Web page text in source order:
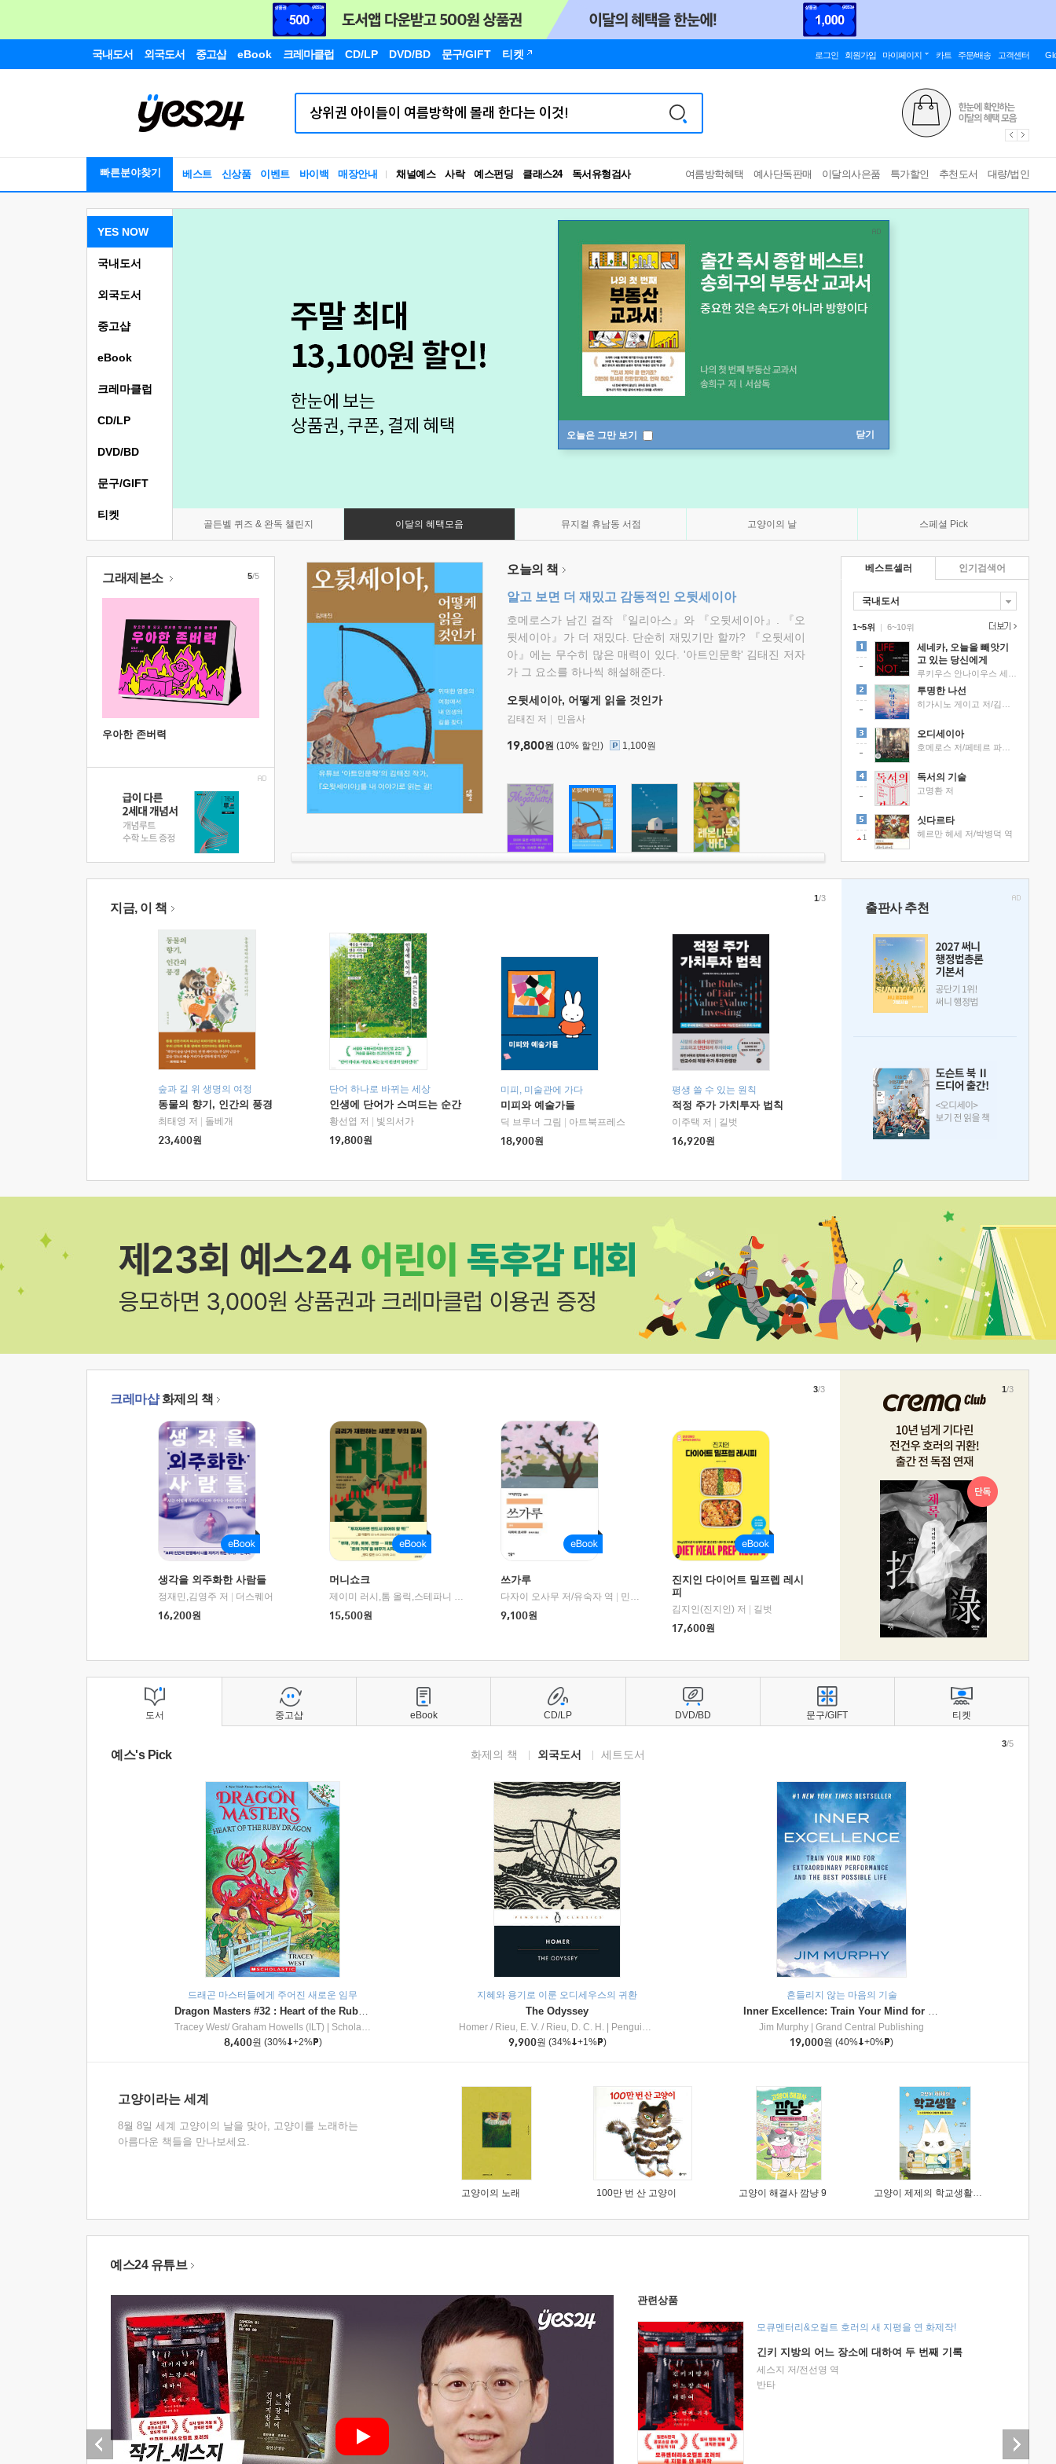
국내도서 외국도서 중고샵 eBook 크레마클럽 CD/LP DVD/BD 문구/GIFT 티켓 로그인 회원가입 마이페이지 카트 주문/배송 고객센터
빠른분야찾기 베스트 신상품 이벤트 바이백 매장안내 채널예스 사락 예스펀딩 클래스24 독서유형검사 여름방학혜택 예사단독판매 이달의사은품 특가할인 추천도서 대량/법인
오늘은 그만 보기 닫기
YES NOW
골든벨 퀴즈 & 완독 챌린지 이달의 혜택모음 뮤지컬 휴남동 서점 고양이의 날 스페셜 Pick
국내도서
외국도서
중고샵
eBook
크레마클럽
CD/LP
DVD/BD
문구/GIFT
티켓
그래제본소
우아한 존버력
5/5 오늘의 책
알고 보면 더 재밌고 감동적인 오뒷세이아
호메로스가 남긴 걸작 『일리아스』와 『오뒷세이아』. 『오
뒷세이아』가 더 재밌다. 단순히 재밌기만 할까? 『오뒷세이
아』에는 무수히 많은 매력이 있다. '아트인문학' 김태진 저자
가 그 요소를 하나씩 해설해준다.
오뒷세이아, 어떻게 읽을 것인가
김태진 저 민음사
19,800원 (10% 할인) 1,100원
베스트셀러
국내도서
1~5위 |
세네카, 오늘을 빼앗기
고 있는 당신에게
투명한 나선
오디세이아
독서의 기술
고명환 저
1
싯다르타
헤르만 헤세 저/박병덕 역
6~10위
인기검색어
지금, 이 책
숲과 길 위 생명의 여정
동물의 향기, 인간의 풍경
최태영 저
돌베개
23,400원
단어 하나로 바뀌는 세상
인생에 단어가 스며드는 순간
황선엽 저
빛의서가
19,800원
미피, 미술관에 가다
미피와 예술가들
딕 브루너 그림
아트북프레스
18,900원
평생 쓸 수 있는 원칙
적정 주가 가치투자 법칙
이주택 저
길벗
16,920원
1/3
출판사 추천
크레마샵화제의 책
생각을 외주화한 사람들
정재민,김영주 저
더스퀘어
16,200원
머니쇼크
제이미 러시,톰 올릭,스테파니 플랜더스 편저/임경은 역/박정호 감수 |
교보문고
15,500원
쓰가루
다자이 오사무 저/유숙자 역
민음사
9,100원
진지인 다이어트 밀프렙 레시
피
김지인(진지인) 저
길벗
17,600원
3/3 1/3
도서
예스's Pick 화제의 책 외국도서 세트도서
드래곤 마스터들에게 주어진 새로운 임무
Dragon Masters #32 : Heart of the Ruby Dragon (A Branches Book)
Tracey West/ Graham Howells (ILT)
Scholastic Inc
8,400원 (30% +2% )
지혜와 용기로 이룬 오디세우스의 귀환
The Odyssey
Homer / Rieu, E. V. / Rieu, D. C. H.
Penguin Group
9,900원 (34% +1% )
흔들리지 않는 마음의 기술
Inner Excellence: Train Your Mind for Extraordinary Performance and the Best Possible Life
Jim Murphy
Grand Central Publishing
19,000원 (40% +0% )
3/5
고양이라는 세계
8월 8일 세계 고양이의 날을 맞아, 고양이를 노래하는
아름다운 책들을 만나보세요.
고양이의 노래 100만 번 산 고양이 고양이 해결사 깜냥 9 고양이 제제의 학교생활 1 : 초등학생이 이렇게 힘들 줄이야
중고샵 eBook CD/LP DVD/BD 문구/GIFT 티켓
예스24 유튜브
관련상품
모큐멘터리&오컬트 호러의 새 지평을 연 화제작!
긴키 지방의 어느 장소에 대하여 두 번째 기록
세스지 저/전선영 역
반타